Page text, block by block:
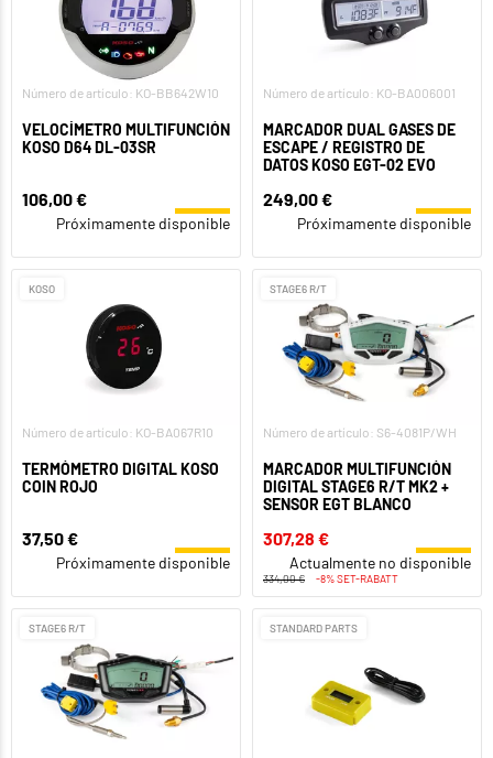
Número de artículo: KO-BB642W10
VELOCÍMETRO MULTIFUNCIÓN
KOSO D64 DL-03SR
106,00 €
Próximamente disponible
Número de artículo: KO-BA006001
MARCADOR DUAL GASES DE
ESCAPE / REGISTRO DE
DATOS KOSO EGT-02 EVO
249,00 €
Próximamente disponible
KOSO
Número de artículo: KO-BA067R10
TERMÓMETRO DIGITAL KOSO
COIN ROJO
37,50 €
Próximamente disponible
STAGE6 R/T
Número de artículo: S6-4081P/WH
MARCADOR MULTIFUNCIÓN
DIGITAL STAGE6 R/T MK2 +
SENSOR EGT BLANCO
307,28 €
Actualmente no disponible
334,00 € -8% SET-RABATT
STAGE6 R/T STANDARD PARTS